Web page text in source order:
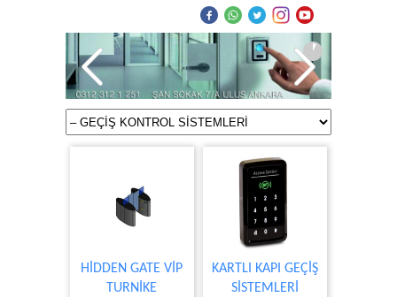
HİDDEN GATE VİP
TURNİKE
KARTLI KAPI GEÇİŞ
SİSTEMLERİ